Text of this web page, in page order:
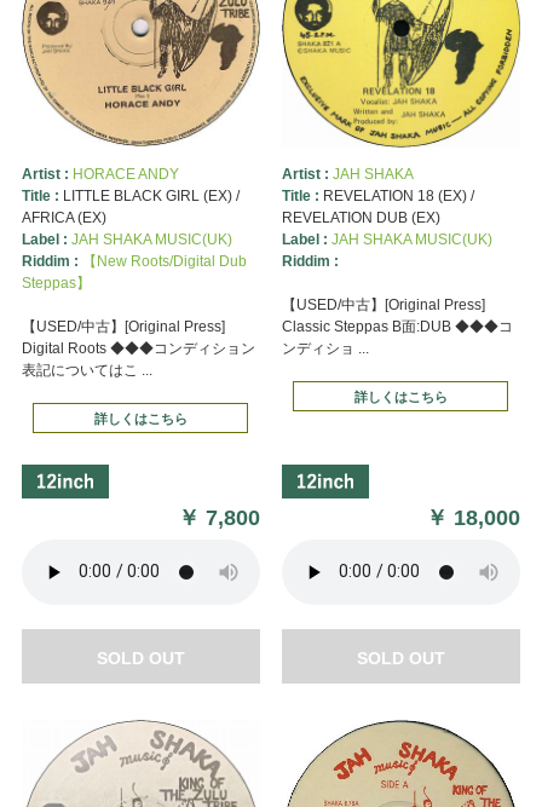
Artist : HORACE ANDY
Title : LITTLE BLACK GIRL (EX) /
AFRICA (EX)
Label : JAH SHAKA MUSIC(UK)
Riddim :
【New Roots/Digital Dub
Steppas】
【USED/中古】[Original Press]
Digital Roots ◆◆◆コンディション
表記についてはこ ...
詳しくはこちら
￥7,800
SOLD OUT
Artist : JAH SHAKA
Title : REVELATION 18 (EX) /
REVELATION DUB (EX)
Label : JAH SHAKA MUSIC(UK)
Riddim :
【USED/中古】[Original Press]
Classic Steppas B面:DUB ◆◆◆コ
ンディショ ...
詳しくはこちら
￥ 18,000
SOLD OUT